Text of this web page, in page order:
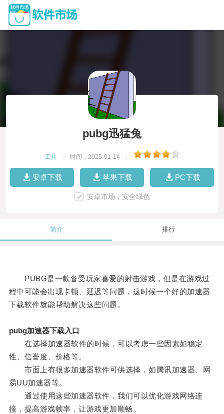
pubg迅猛兔
工具 时间：2025-01-14
安卓下载 苹果下载 PC下载
安卓市场，安全绿色
简介 排行
PUBG是一款备受玩家喜爱的射击游戏，但是在游戏过
程中可能会出现卡顿、延迟等问题，这时候一个好的加速器
下载软件就能帮助解决这些问题。
pubg加速器下载入口
在选择加速器软件的时候，可以考虑一些因素如稳定
性、信誉度、价格等。
市面上有很多加速器软件可供选择，如腾讯加速器、网
易UU加速器等。
通过使用这些加速器软件，我们可以优化游戏网络连
接，提高游戏帧率，让游戏更加顺畅。